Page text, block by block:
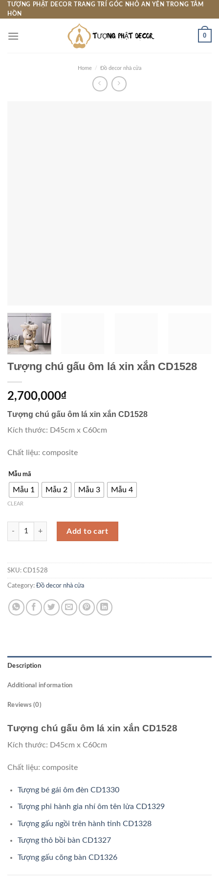
Skip
to
TƯỢNG PHẬT DECOR TRANG TRÍ GÓC NHỎ AN YÊN TRONG TÂM
HỒN
0
Home / Đồ decor nhà cửa
Tượng chú gấu ôm lá xin xắn CD1528
2,700,000₫
Tượng chú gấu ôm lá xin xắn CD1528
Kích thước: D45cm x C60cm
Chất liệu: composite
Mẫu mã
Mẫu 1 Mẫu 2 Mẫu 3 Mẫu 4
CLEAR
Tượng chú gấu ôm lá xin xắn CD1528 quantity
Add to cart
SKU: CD1528
Category: Đồ decor nhà cửa
Description
Additional information
Reviews (0)
Tượng chú gấu ôm lá xin xắn CD1528
Kích thước: D45cm x C60cm
Chất liệu: composite
Tượng bé gái ôm đèn CD1330
Tượng phi hành gia nhí ôm tên lửa CD1329
Tượng gấu ngồi trên hành tinh CD1328
Tượng thỏ bồi bàn CD1327
Tượng gấu cõng bàn CD1326